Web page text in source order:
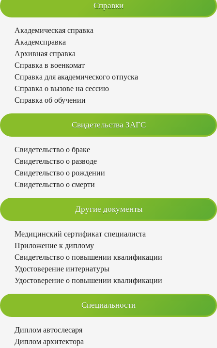
Справки
Академическая справка
Академсправка
Архивная справка
Справка в военкомат
Справка для академического отпуска
Справка о вызове на сессию
Справка об обучении
Свидетельства ЗАГС
Свидетельство о браке
Свидетельство о разводе
Свидетельство о рождении
Свидетельство о смерти
Другие документы
Медицинский сертификат специалиста
Приложение к диплому
Свидетельство о повышении квалификации
Удостоверение интернатуры
Удостоверение о повышении квалификации
Специальности
Диплом автослесаря
Диплом архитектора